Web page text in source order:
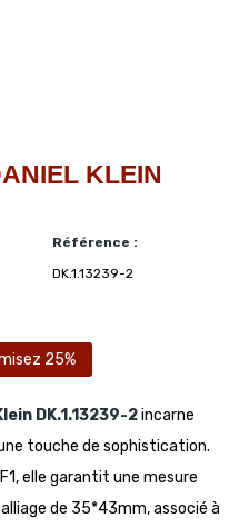
KLEIN
Référence :
DK.1.13239-2
25%
DK.1.13239-2incarne
touche de sophistication.
elle garantit une mesure
de 35*43mm, associé à